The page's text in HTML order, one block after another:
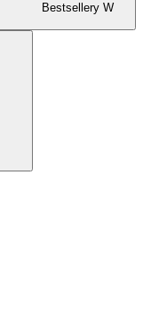
Bestsellery W